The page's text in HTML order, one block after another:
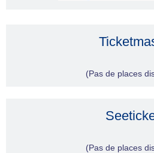
(Pas de places
(Pas de places